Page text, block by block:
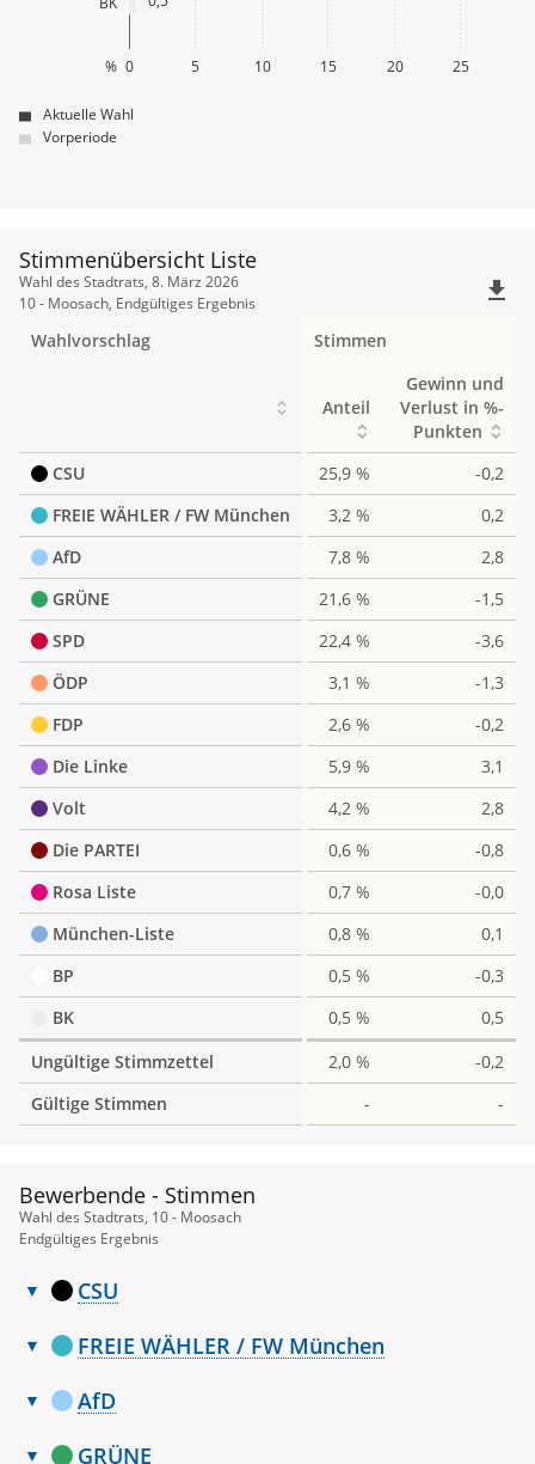
0 5 10 15 20 25
%
Aktuelle Wahl
Vorperiode
Stimmenübersicht Liste
Stimmenübersicht
Liste
Wahl des Stadtrats, 8. März 2026
10 - Moosach, Endgültiges Ergebnis
file_download
Wahlvorschlag Stimmen
Anteil
Gewinn und
Verlust in %-
Punkten
CSU
25,9 %
-0,2
FREIE WÄHLER / FW München
3,2 %
0,2
AfD
7,8 %
2,8
GRÜNE
21,6 %
-1,5
SPD
22,4 %
-3,6
ÖDP
3,1 %
-1,3
FDP
2,6 %
-0,2
Die Linke
5,9 %
3,1
Volt
4,2 %
2,8
Die PARTEI
0,6 %
-0,8
Rosa Liste
0,7 %
-0,0
München-Liste
0,8 %
0,1
BP
0,5 %
-0,3
BK
0,5 %
0,5
Ungültige Stimmzettel
2,0 %
-0,2
Gültige Stimmen
- -
Bewerbende - Stimmen
Wahl des Stadtrats, 10 - Moosach
Endgültiges Ergebnis
CSU
Stimmen
Nr. Name, Vorname
2
Pretzl Manuel
3
Dr. Menges Evelyne
FREIE WÄHLER / FW München
Stimmen
Nr.
Name, Vorname
1 Staufenbiel Andreas
AfD
Nr. Name, Vorname
GRÜNE